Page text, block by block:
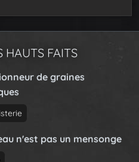
HAUTS FAITS
de graines
n'est pas un mensonge